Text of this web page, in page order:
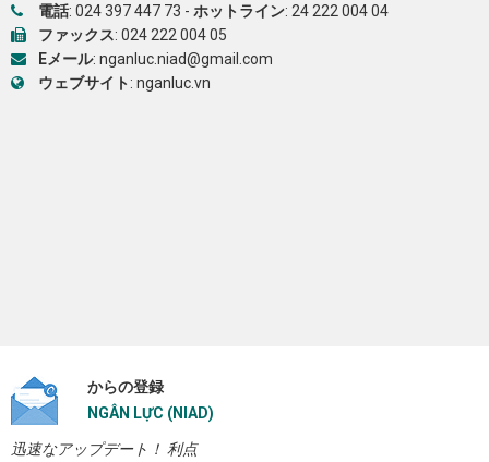
電話: 024 397 447 73 - ホットライン: 24 222 004 04
ファックス: 024 222 004 05
Eメール: nganluc.niad@gmail.com
ウェブサイト: nganluc.vn
からの登録
NGÂN LỰC (NIAD)
迅速なアップデート！ 利点